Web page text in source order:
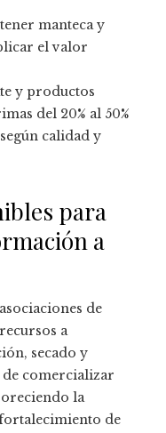
manteca y
el valor
y productos
del 20% al 50%
calidad y
para
a
asociaciones de
a
secado y
comercializar
la
de